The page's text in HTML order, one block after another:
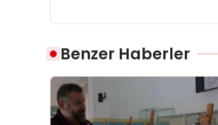
Benzer Haberler